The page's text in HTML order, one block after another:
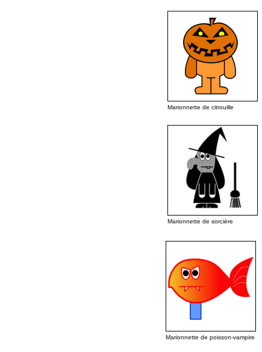
Marionnette de citrouille
Marionnette de sorcière
Marionnette de poisson-vampire